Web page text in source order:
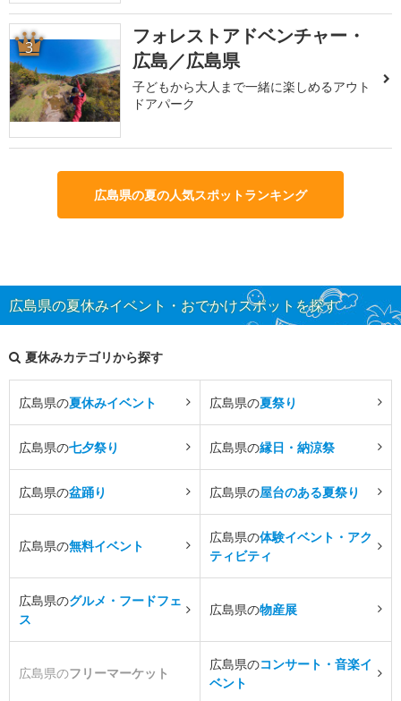
3
フォレストアドベンチャー・
広島／広島県
子どもから大人まで一緒に楽しめるアウト
ドアパーク
広島県の夏の人気スポットランキング
広島県の夏休みイベント・おでかけスポットを探す
夏休みカテゴリから探す
広島県の夏休みイベント 広島県の夏祭り
広島県の七夕祭り 広島県の縁日・納涼祭
広島県の盆踊り 広島県の屋台のある夏祭り
広島県の無料イベント
広島県の体験イベント・アク
ティビティ
広島県のグルメ・フードフェ
ス
広島県の物産展
広島県のフリーマーケット
広島県のコンサート・音楽イ
ベント